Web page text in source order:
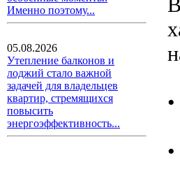
Именно поэтому...
05.08.2026
Утепление балконов и
лоджий стало важной
задачей для владельцев
квартир, стремящихся
повысить
энергоэффективность...